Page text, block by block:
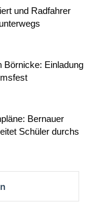
und Radfahrer
Börnicke: Einladung
Bernauer
Schüler durchs